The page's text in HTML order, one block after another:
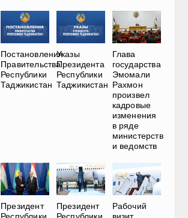
Постановления
Правительства
Республики
Таджикистан
Указы
Президента
Республики
Таджикистан
Глава
государства
Эмомали
Рахмон
произвел
кадровые
изменения
в ряде
министерств
и ведомств
Президент
Президент
Рабочий